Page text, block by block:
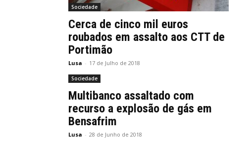
Sociedade
Cerca de cinco mil euros
roubados em assalto aos CTT de
Portimão
Lusa - 17 de Julho de 2018
Sociedade
Multibanco assaltado com
recurso a explosão de gás em
Bensafrim
Lusa - 28 de Junho de 2018